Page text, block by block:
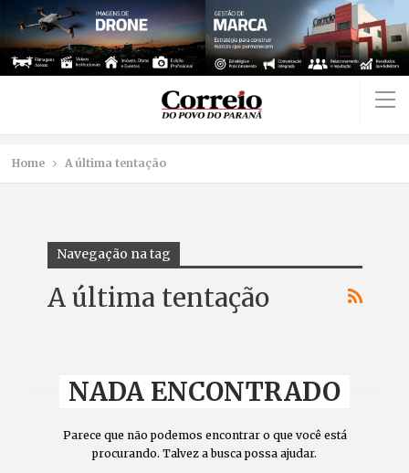
Home A última tentação
Navegação na tag
A última tentação
NADA ENCONTRADO
Parece que não podemos encontrar o que você está
procurando. Talvez a busca possa ajudar.